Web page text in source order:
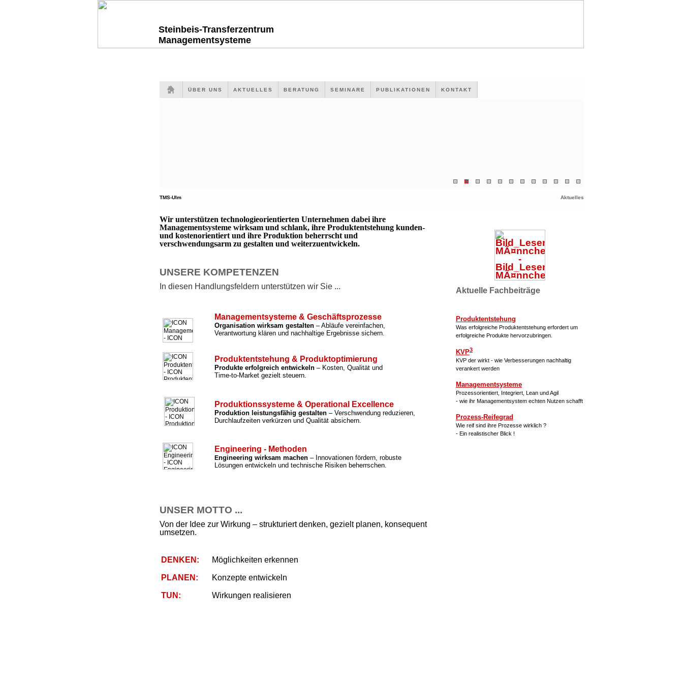
Steinbeis-Transferzentrum
Managementsysteme
ÜBER UNS AKTUELLES BERATUNG SEMINARE PUBLIKATIONEN KONTAKT
TMS-Ulm Aktuelles
Wir unterstützen technologieorientierten Unternehmen dabei ihre
Managementsysteme wirksam und schlank, ihre Produktentstehung kunden-
und kostenorientiert und ihre Produktion beherrscht und
verschwendungsarm zu gestalten und weiterzuentwickeln.
UNSERE KOMPETENZEN
In diesen Handlungsfeldern unterstützen wir Sie ...
Managementsysteme & Geschäftsprozesse
Organisation wirksam gestalten – Abläufe vereinfachen,
Verantwortung klären und nachhaltige Ergebnisse sichern.
Produktentstehung & Produktoptimierung
Produkte erfolgreich entwickeln – Kosten, Qualität und
Time-to-Market gezielt steuern.
Produktionssysteme & Operational Excellence
Produktion leistungsfähig gestalten – Verschwendung reduzieren,
Durchlaufzeiten verkürzen und Qualität absichern.
Engineering - Methoden
Engineering wirksam machen – Innovationen fördern, robuste
Lösungen entwickeln und technische Risiken beherrschen.
UNSER MOTTO ...
Von der Idee zur Wirkung – strukturiert denken, gezielt planen, konsequent
umsetzen.
DENKEN: Möglichkeiten erkennen
PLANEN: Konzepte entwickeln
TUN: Wirkungen realisieren
Aktuelle Fachbeiträge
Produktentstehung
Was erfolgreiche Produktentstehung erfordert um
erfolgreiche Produkte hervorzubringen.
KVP3
KVP der wirkt - wie Verbesserungen nachhaltig
verankert werden
Managementsysteme
Prozessorientiert, Integriert, Lean und Agil
- wie ihr Managementsystem echten Nutzen schafft
Prozess-Reifegrad
Wie reif sind ihre Prozesse wirklich ?
- Ein realistischer Blick !